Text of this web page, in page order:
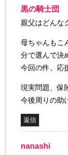
黒の騎士団
親父はどんな
母ちゃんもこ
分で選んで決
今回の件、応
現実問題、保
今後周りの助
返信
nanashi